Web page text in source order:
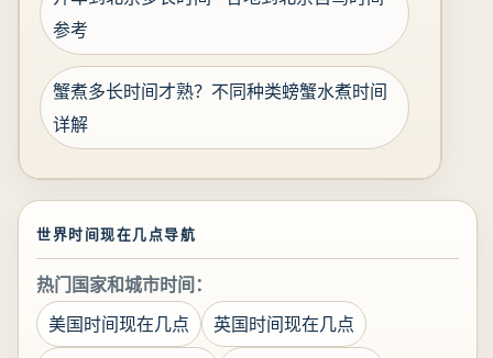
参考
蟹煮多长时间才熟？不同种类螃蟹水煮时间
详解
世界时间现在几点导航
热门国家和城市时间：
美国时间现在几点
英国时间现在几点